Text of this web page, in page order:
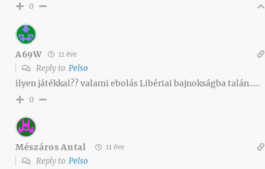
0
A69W 11 éve
Reply to Pelso
ilyen játékkal?? valami ebolás Libériai bajnokságba talán…..
0
Mészáros Antal 11 éve
Reply to Pelso